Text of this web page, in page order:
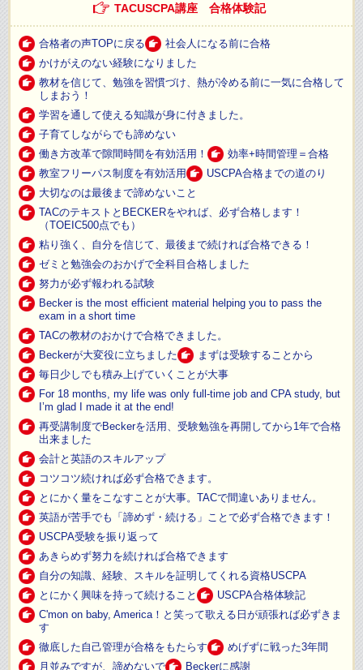
TACUSCPA講座 合格体験記
合格者の声TOPに戻る
社会人になる前に合格
かけがえのない経験になりました
教材を信じて、勉強を習慣づけ、熱が冷める前に一気に合格して
しまおう！
学習を通して使える知識が身に付きました。
子育てしながらでも諦めない
働き方改革で隙間時間を有効活用！
効率+時間管理＝合格
教室フリーパス制度を有効活用
USCPA合格までの道のり
大切なのは最後まで諦めないこと
TACのテキストとBECKERをやれば、必ず合格します！
（TOEIC500点でも）
粘り強く、自分を信じて、最後まで続ければ合格できる！
ゼミと勉強会のおかげで全科目合格しました
努力が必ず報われる試験
Becker is the most efficient material helping you to pass the
exam in a short time
TACの教材のおかけで合格できました。
Beckerが大変役に立ちました
まずは受験することから
毎日少しでも積み上げていくことが大事
For 18 months, my life was only full-time job and CPA study, but
I’m glad I made it at the end!
再受講制度でBeckerを活用、受験勉強を再開してから1年で合格
出来ました
会計と英語のスキルアップ
コツコツ続ければ必ず合格できます。
とにかく量をこなすことが大事。TACで間違いありません。
英語が苦手でも「諦めず・続ける」ことで必ず合格できます！
USCPA受験を振り返って
あきらめず努力を続ければ合格できます
自分の知識、経験、スキルを証明してくれる資格USCPA
とにかく興味を持って続けること
USCPA合格体験記
C'mon on baby, America！と笑って歌える日が頑張れば必ずきま
す
徹底した自己管理が合格をもたらす
めげずに戦った3年間
月並みですが、諦めないで
Beckerに感謝